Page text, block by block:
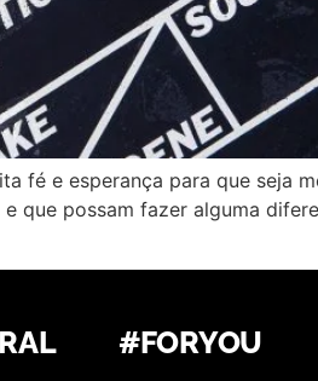
fé e esperança para que seja
que possam fazer alguma
#FORYOU